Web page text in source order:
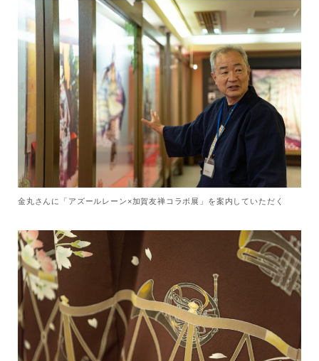
金丸さんに「アズールレーン×加賀友禅コラボ展」を案内していただく